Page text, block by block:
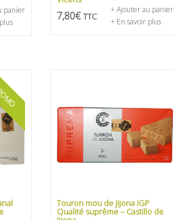
panier
7,80€ TTC
+ Ajouter au panier
+ En savoir plus
Touron mou de Jijona IGP
Qualité suprême – Castillo de